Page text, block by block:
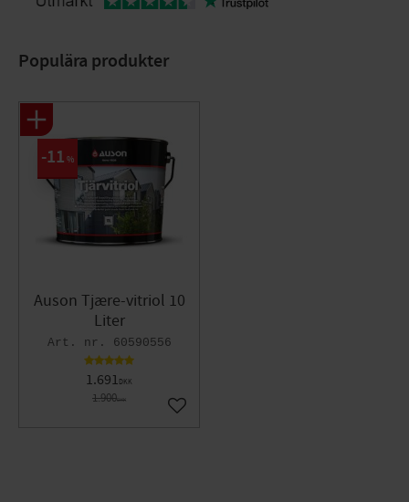
Populära produkter
Auson Tjære-vitriol 10
Liter
60590556
1.691DKK
1.900DKK
11 %
Gem som favorit